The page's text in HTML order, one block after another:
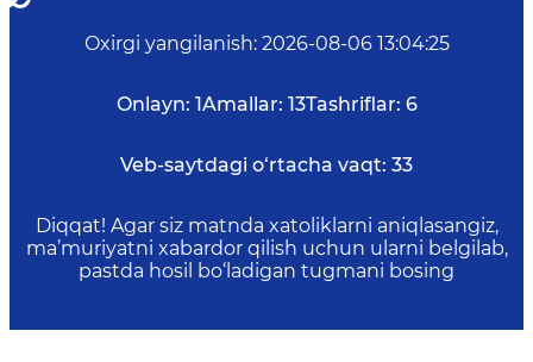
Oxirgi yangilanish: 2026-08-06 13:04:25
Onlayn: 1Amallar: 13Tashriflar: 6
Veb-saytdagi o‘rtacha vaqt: 33
Diqqat! Agar siz matnda xatoliklarni aniqlasangiz,
ma’muriyatni xabardor qilish uchun ularni belgilab,
pastda hosil bo‘ladigan tugmani bosing